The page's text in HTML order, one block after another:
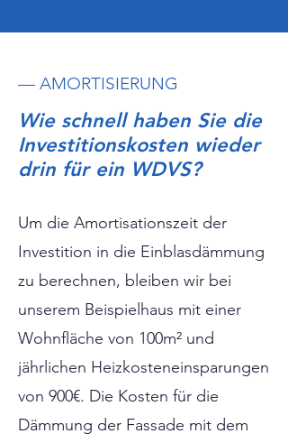
— AMORTISIERUNG
Wie schnell haben Sie die
Investitionskosten wieder
drin für ein WDVS?
Um die Amortisationszeit der
Investition in die Einblasdämmung
zu berechnen, bleiben wir bei
unserem Beispielhaus mit einer
Wohnfläche von 100m² und
jährlichen Heizkosteneinsparungen
von 900€. Die Kosten für die
Dämmung der Fassade mit dem